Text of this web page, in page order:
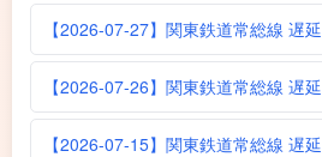
【2026-07-27】関東鉄道常総線 遅延
【2026-07-26】関東鉄道常総線 遅延
【2026-07-15】関東鉄道常総線 遅延